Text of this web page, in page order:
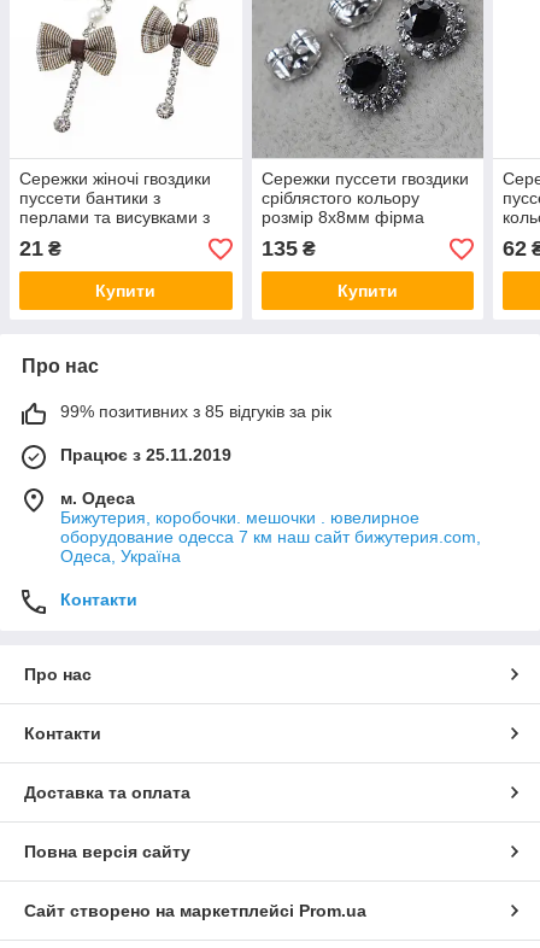
Сережки жіночі гвоздики
пуссети бантики з
перлами та висувками з
кришталевими
камінчиками розмір 5 см
21 ₴
Купити
Сережки пуссети гвоздики
сріблястого кольору
розмір 8х8мм фірма
Xuping Jewelry з чорним
агатом і білими стразами
135₴
Купити
62
Про нас
99% позитивних з 85 відгуків за рік
Працює з 25.11.2019
м. Одеса
Бижутерия, коробочки. мешочки . ювелирное
оборудование одесса 7 км наш сайт бижутерия.com,
Одеса, Україна
Контакти
Про нас
Контакти
Доставка та оплата
Повна версія сайту
Сайт створено на маркетплейсі Prom.ua